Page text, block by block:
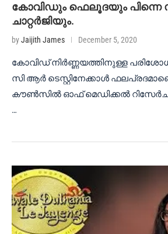
കോവിഡും ഫെലൂദയും പിന്നെ
ചാറ്റർജിയും.
byJaijith James December 5, 2020
കോവിഡ് നിർണ്ണയത്തിനുള്ള
സി ആർ ടെസ്റ്റിനേക്കാൾ
കൗൺസിൽ ഓഫ് മെഡിക്കൽ റിസേർച്
…